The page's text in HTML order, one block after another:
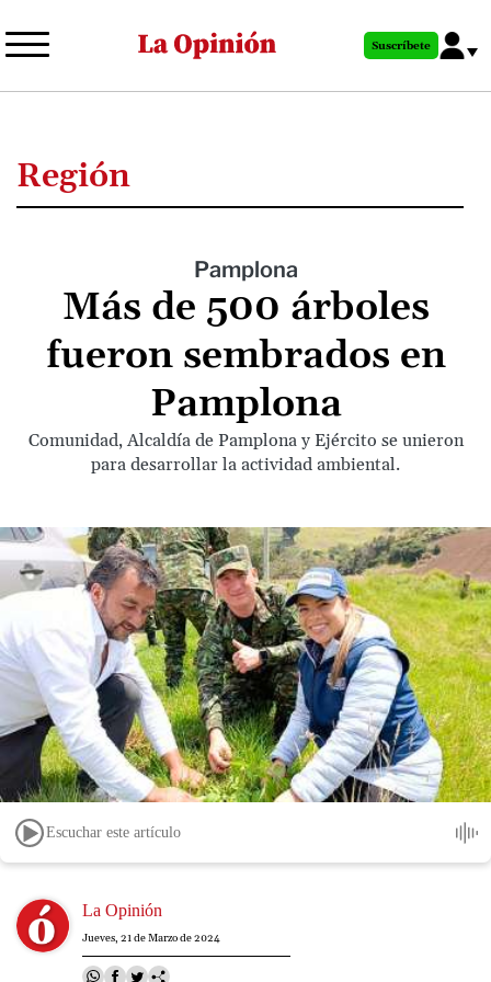
al
principal
Suscríbete
Región
Pamplona
Más de 500 árboles
fueron sembrados en
Pamplona
Comunidad, Alcaldía de Pamplona y Ejército se unieron
para desarrollar la actividad ambiental.
Escuchar este artículo
Image La Opinión
Jueves, 21 de Marzo de 2024